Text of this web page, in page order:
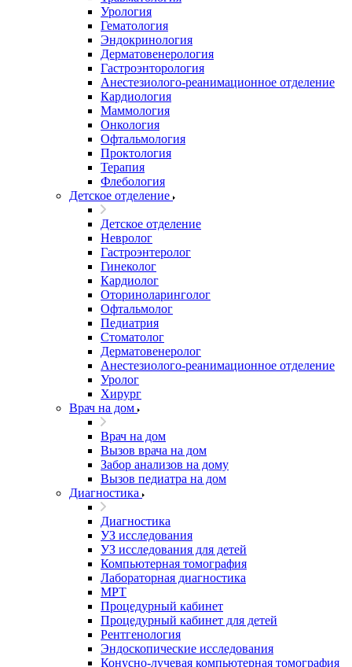
Урология
Гематология
Эндокринология
Дерматовенерология
Гастроэнторология
Анестезиолого-реанимационное отделение
Кардиология
Маммология
Онкология
Офтальмология
Проктология
Терапия
Флебология
Детское отделение
Детское отделение
Невролог
Гастроэнтеролог
Гинеколог
Кардиолог
Оториноларинголог
Офтальмолог
Педиатрия
Стоматолог
Дерматовенеролог
Анестезиолого-реанимационное отделение
Уролог
Хирург
Врач на дом
Врач на дом
Вызов врача на дом
Забор анализов на дому
Вызов педиатра на дом
Диагностика
Диагностика
УЗ исследования
УЗ исследования для детей
Компьютерная томография
Лабораторная диагностика
МРТ
Процедурный кабинет
Процедурный кабинет для детей
Рентгенология
Эндоскопические исследования
Конусно-лучевая компьютерная томография